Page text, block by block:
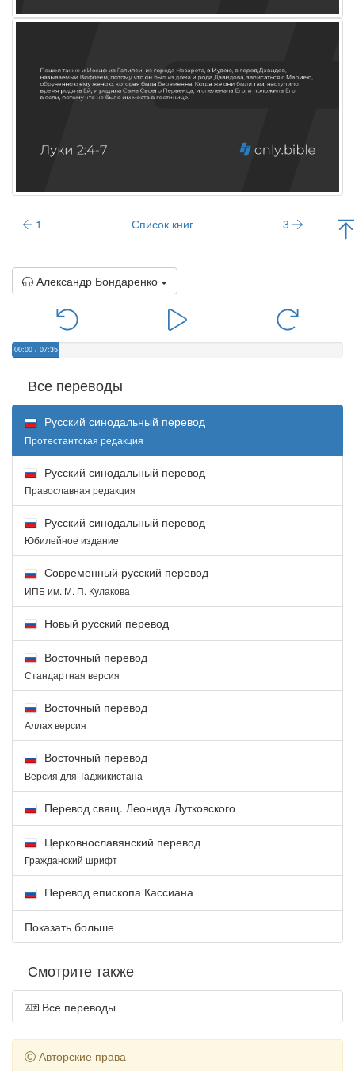
1 Список книг 3
Александр Бондаренко
00:00 / 07:35
Все переводы
Русский синодальный перевод
Протестантская редакция
Русский синодальный перевод
Православная редакция
Русский синодальный перевод
Юбилейное издание
Современный русский перевод
ИПБ им. М. П. Кулакова
Новый русский перевод
Восточный перевод
Стандартная версия
Восточный перевод
Аллах версия
Восточный перевод
Версия для Таджикистана
Перевод свящ. Леонида Лутковского
Церковнославянский перевод
Гражданский шрифт
Перевод епископа Кассиана
Показать больше
Смотрите также
Все переводы
Авторские права